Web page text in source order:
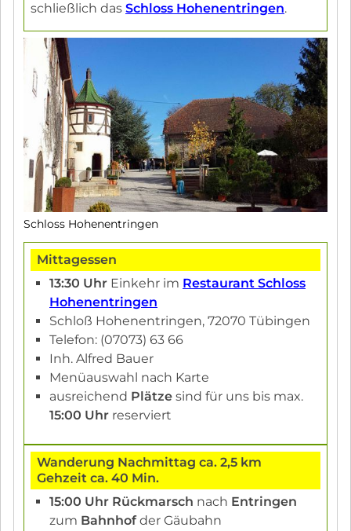
schließlich das Schloss Hohenentringen.
Schloss Hohenentringen
Mittagessen
13:30 Uhr Einkehr im Restaurant Schloss
Hohenentringen
Schloß Hohenentringen, 72070 Tübingen
Telefon: (07073) 63 66
Inh. Alfred Bauer
Menüauswahl nach Karte
ausreichend Plätze sind für uns bis max.
15:00 Uhr reserviert
Wanderung Nachmittag ca. 2,5 km
Gehzeit ca. 40 Min.
15:00 Uhr Rückmarsch nach Entringen
zum Bahnhofder Gäubahn